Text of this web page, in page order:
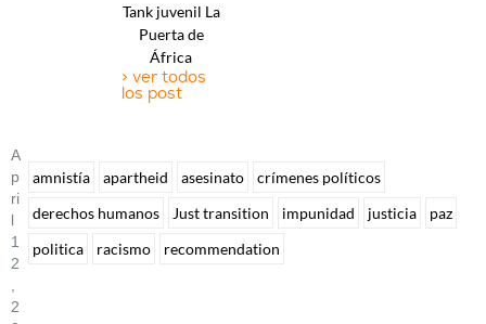
Tank juvenil La
Puerta de
África
> ver todos
los post
A
P
Ri
L
1
2
2
amnistía apartheid asesinato
crímenes políticos
derechos humanos
Just transition impunidad justicia
paz
politica
racismo recommendation